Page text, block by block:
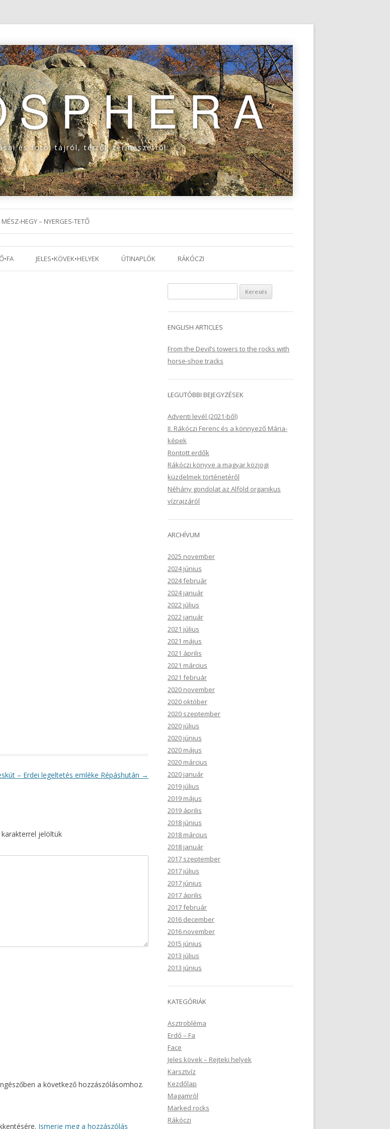
és fotói tájról, térről, természetről
Tovább a tartalomra
MÉSZ-HEGY – NYERGES-TETŐ
Tovább a tartalomra
JELES•KÖVEK•HELYEK ÚTINAPLÓK RÁKÓCZI
– Erdei legeltetés emléke Répáshután →
karakterrel jelöltük
a következő hozzászólásomhoz.
Ismerje meg a hozzászólás
ENGLISH ARTICLES
From the Devil’s towers to the rocks with
horse-shoe tracks
LEGUTÓBBI BEJEGYZÉSEK
Adventi levél (2021-ből)
II. Rákóczi Ferenc és a könnyező Mária-
képek
Rontott erdők
Rákóczi könyve a magyar közjogi
küzdelmek történetéről
Néhány gondolat az Alföld organikus
vízrajzáról
ARCHÍVUM
2025 november
2024 június
2024 február
2024 január
2022 július
2022 január
2021 július
2021 május
2021 április
2021 március
2021 február
2020 november
2020 október
2020 szeptember
2020 július
2020 június
2020 május
2020 március
2020 január
2019 július
2019 május
2019 április
2018 június
2018 március
2018 január
2017 szeptember
2017 július
2017 június
2017 április
2017 február
2016 december
2016 november
2015 június
2013 július
2013 június
KATEGÓRIÁK
Asztrobléma
Erdő – Fa
Face
Jeles kövek – Rejteki helyek
Karsztvíz
Kezdőlap
Magamról
Marked rocks
Rákóczi